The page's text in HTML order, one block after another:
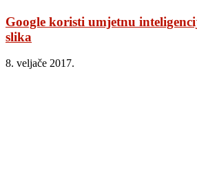
Google koristi umjetnu
slika
8. veljače 2017.